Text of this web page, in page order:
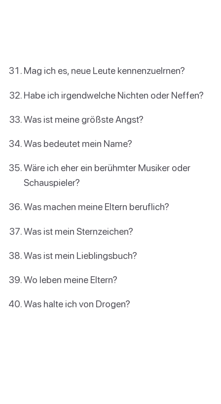
Mag ich es, neue Leute kennenzuelrnen?
Habe ich irgendwelche Nichten oder Neffen?
Was ist meine größste Angst?
Was bedeutet mein Name?
Wäre ich eher ein berühmter Musiker oder
Schauspieler?
Was machen meine Eltern beruflich?
Was ist mein Sternzeichen?
Was ist mein Lieblingsbuch?
Wo leben meine Eltern?
Was halte ich von Drogen?